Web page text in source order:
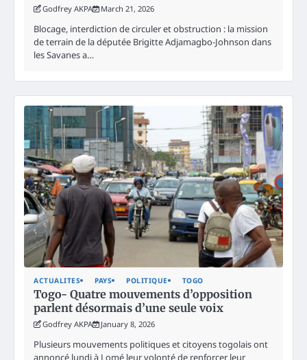
Godfrey AKPA March 21, 2026
Blocage, interdiction de circuler et obstruction : la mission
de terrain de la députée Brigitte Adjamagbo-Johnson dans
les Savanes a…
ACTUALITES PAYS POLITIQUE TOGO
Togo- Quatre mouvements d’opposition
parlent désormais d’une seule voix
Godfrey AKPA January 8, 2026
Plusieurs mouvements politiques et citoyens togolais ont
annoncé lundi à Lomé leur volonté de renforcer leur